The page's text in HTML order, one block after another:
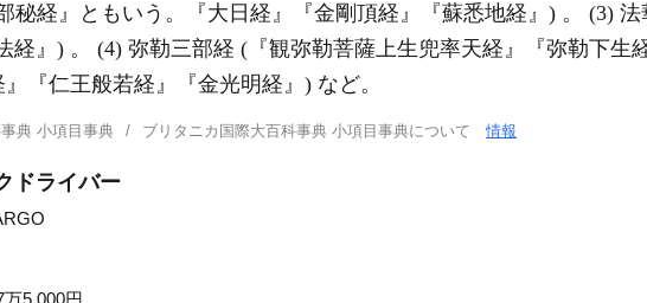
秘経』ともいう。『大日経』『金剛頂経』『蘇悉地経』) 。 (3)
経』) 。 (4) 弥勒三部経 (『観弥勒菩薩上生兜率天経』『弥勒下生
『仁王般若経』『金光明経』) など。
典 小項目事典 ブリタニカ国際大百科事典 小項目事典について情報
ドライバー
万5,000円